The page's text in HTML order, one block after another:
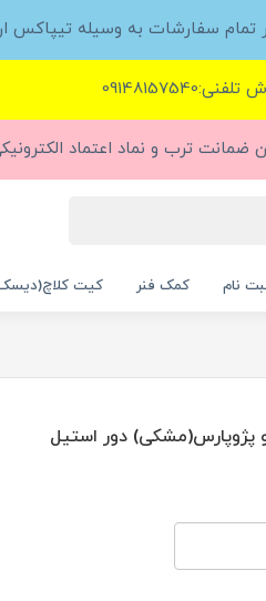
تمام سفارشات به وسیله تیپاکس
ضمانت ترب و نماد اعتماد
نام کمک فنر کیت